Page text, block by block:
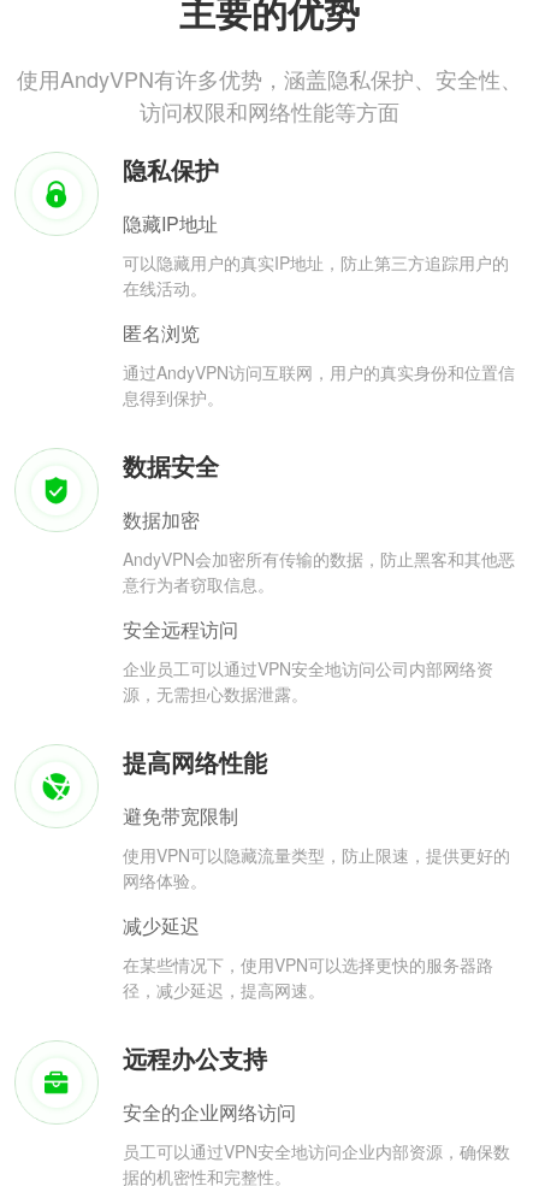
主要的优势
使用AndyVPN有许多优势，涵盖隐私保护、安全性、
访问权限和网络性能等方面
隐私保护
隐藏IP地址
可以隐藏用户的真实IP地址，防止第三方追踪用户的
在线活动。
匿名浏览
通过AndyVPN访问互联网，用户的真实身份和位置信
息得到保护。
数据安全
数据加密
AndyVPN会加密所有传输的数据，防止黑客和其他恶
意行为者窃取信息。
安全远程访问
企业员工可以通过VPN安全地访问公司内部网络资
源，无需担心数据泄露。
提高网络性能
避免带宽限制
使用VPN可以隐藏流量类型，防止限速，提供更好的
网络体验。
减少延迟
在某些情况下，使用VPN可以选择更快的服务器路
径，减少延迟，提高网速。
远程办公支持
安全的企业网络访问
员工可以通过VPN安全地访问企业内部资源，确保数
据的机密性和完整性。